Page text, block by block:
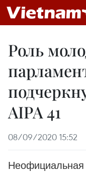
Роль
AIPA 41
08/09/2020 15:52